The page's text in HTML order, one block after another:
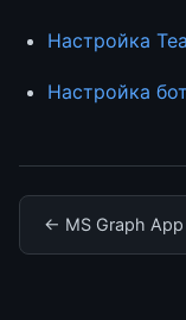
Настройка
Настройка
← MS Graph